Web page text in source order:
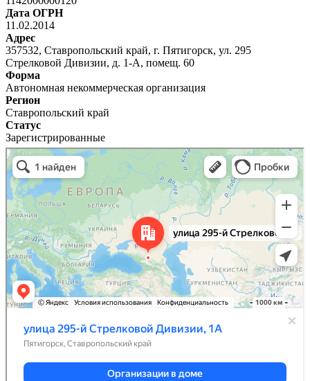
Дата ОГРН
11.02.2014
Адрес
357532, Ставропольский край, г. Пятигорск, ул. 295
Стрелковой Дивизии, д. 1-А, помещ. 60
Форма
Автономная некоммерческая организация
Регион
Ставропольский край
Статус
Зарегистрированные